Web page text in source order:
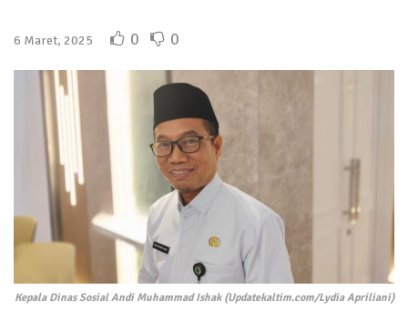
6 Maret, 2025 0 0
Kepala Dinas Sosial Andi Muhammad Ishak (Updatekaltim.com/Lydia Apriliani)